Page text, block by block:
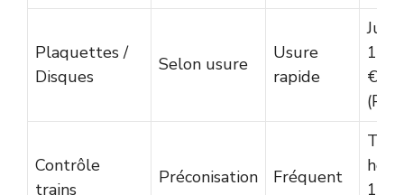
Plaquettes /
Disques
Selon usure
Usure
rapide
15
€
Contrôle
trains
Préconisation Fréquent
Taux
100-